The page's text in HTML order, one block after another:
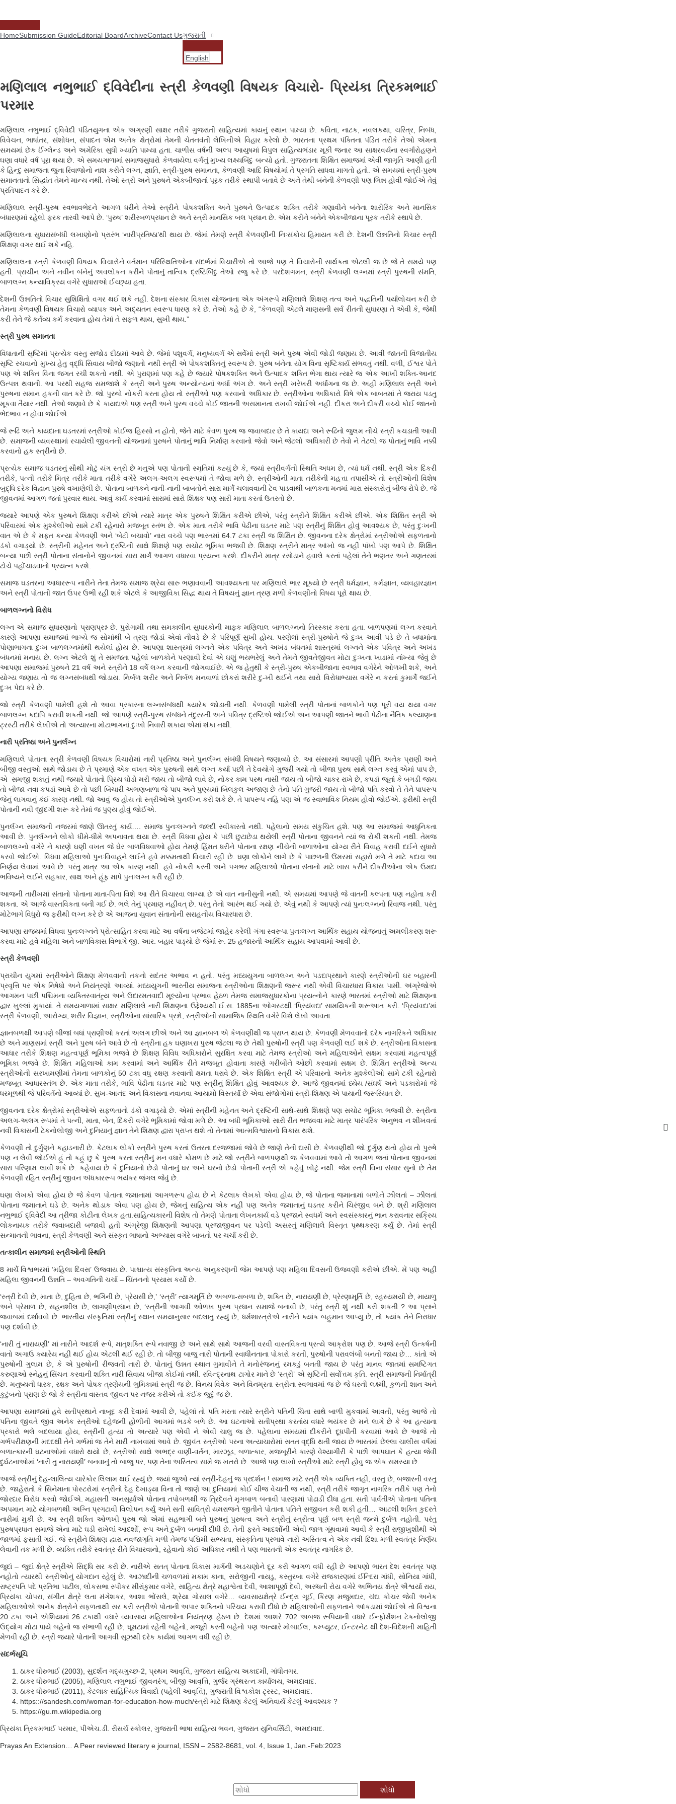
મુખ્ય
મેનુ
HomeSubmission GuideEditorial BoardArchiveContact Usગુજરાતી
ટૉગલ
કરો
English
મણિલાલ નભુભાઈ દ્વિવેદીના સ્ત્રી કેળવણી વિષયક વિચારો- પ્રિયંકા ત્રિકમભાઈ
પરમાર
મણિલાલ નભુભાઈ દ્વિવેદી પંડિતયુગના એક અગ્રણી સાક્ષર તરીકે ગુજરાતી સાહિત્યમાં કાયનું સ્થાન પામ્યા છે. કવિતા, નાટક, નવલકથા, ચરિત્ર, નિબંધ,
વિવેચન, ભાષાંતર, સંશોધન, સંપાદન એમ અનેક ક્ષેત્રોમાં તેમની ચેતનવંતી લેખિનીએ વિહાર કરેલો છે. ભારતના પ્રથમ પંક્તિના પંડિત તરીકે તેઓ એમના
સમયમાં છેક ઈંગ્લેન્ડ અને અમેરિકા સુધી ખ્યાતિ પામ્યા હતા. ચાળીસ વર્ષની અલ્પ આયુષમાં વિપુલ સાહિત્યભંડાર મૂકી જનાર આ સાક્ષરવર્યના સ્વર્ગારોહણને
ઘણા વધારે વર્ષ પૂરા થયા છે. એ સમયગાળામાં સમાજસુધારો કેળવાયેલા વર્ગનું મુખ્ય લક્ષ્યબિંદુ બન્યો હતો. ગુજરાતના શિક્ષિત સમાજમાં એવી જાગૃતિ આણી હતી
કે હિન્દુ સમાજના જુના રિવાજોનો નાશ કરીને લગ્ન, જ્ઞાતિ, સ્ત્રી-પુરુષ સમાનતા, કેળવણી આદિ વિષયોમાં તે પ્રગતિ સાધવા માગતો હતો. એ સમયમાં સ્ત્રી-પુરુષ
સમાનતાનો સિદ્ધાંત તેમને માન્ય નથી. તેઓ સ્ત્રી અને પુરુષને એકબીજાનાં પૂરક તરીકે સ્થાપી બતાવે છે અને તેથી બંનેની કેળવણી પણ ભિન્ન હોવી જોઈએ તેવું
પ્રતિપાદન કરે છે.
મણિલાલ સ્ત્રી-પુરુષ સ્વભાવભેદને આગળ ધરીને તેઓ સ્ત્રીને પોષકશક્તિ અને પુરુષને ઉત્પાદક શક્તિ તરીકે ગણાવીને બંનેના શારીરિક અને માનસિક
બંધારણમાં રહેલો ફરક તારવી આપે છે. ‘પુરુષ’ શરીરબળપ્રધાન છે અને સ્ત્રી માનસિક બલ પ્રધાન છે. એમ કરીને બંનેને એકબીજાના પૂરક તરીકે સ્થાપે છે.
મણિલાલના સુધારાસંબંધી લખાણોનો પ્રારંભ ‘નારીપ્રતિષ્ઠા’થી થાય છે. જેમાં તેમણે સ્ત્રી કેળવણીની નિઃસંકોચ હિમાયત કરી છે. દેશની ઉન્નતિનો વિચાર સ્ત્રી
શિક્ષણ વગર થઈ શકે નહિ.
મણિલાલના સ્ત્રી કેળવણી વિષયક વિચારોને વર્તમાન પરિસ્થિતિઓના સંદર્ભમાં વિચારીએ તો આજે પણ તે વિચારોની સાર્થકતા એટલી જ છે જે તે સમયે પણ
હતી. પ્રાચીન અને નવીન બંનેનું અવલોકન કરીને પોતાનું તાત્વિક દ્રષ્ટિબિંદુ તેઓ રજુ કરે છે. પરદેશગમન, સ્ત્રી કેળવણી લગ્નમાં સ્ત્રી પુરુષની સંમતિ,
બાળલગ્ન કન્યાવિક્રય વગેરે સુધારાઓ ઈચ્છ્યા હતા.
દેશની ઉન્નતિનો વિચાર સુશિક્ષિતો વગર થઈ શકે નહીં. દેશના સંસ્કાર વિકાસ યોજનાના એક અંગરૂપે મણિલાલે શિક્ષણ તત્વ અને પદ્ધતિની પર્યાલોચન કરી છે
તેમના કેળવણી વિષયક વિચારો વ્યાપક અને અદ્યતન સ્વરૂપ ધારણ કરે છે. તેઓ કહે છે કે, “કેળવણી એટલે માણસની સર્વ રીતની સુધારણા તે એવી કે, જેથી
કરી તેને જે કર્તવ્ય કર્મ કરવાના હોય તેમાં તે સફળ થાય, સુખી થાય.”
સ્ત્રી પુરુષ સમાનતા
વિધાતાની સૃષ્ટિમાં પ્રત્યેક વસ્તુ સજોડ દીઠામાં આવે છે. જેમાં પશુવર્ગ, મનુષ્યવર્ગ એ સર્વેમાં સ્ત્રી અને પુરુષ એવી જોડી જણાય છે. આવી જાતની વિજાતીય
સૃષ્ટિ રચવાનો મુખ્ય હેતુ વૃદ્ધિ સિવાય બીજો જણાતો નથી સ્ત્રી એ પોષકશક્તિનું સ્વરૂપ છે. પુરુષ બંનેના યોગ વિના સૃષ્ટિકાર્ય સંભવતું નથી. વળી, ઈશ્વર પોતે
પણ એ શક્તિ વિના જગત રચી શકતો નથી. એ પુરાણમાં પણ કહે છે જ્યારે પોષકશક્તિ અને ઉત્પાદક શક્તિ ભેગા થાય ત્યારે જ એક આખી શક્તિ-આનંદ
ઉત્પન્ન થવાની. આ પરથી સહજ સમજાશે કે સ્ત્રી અને પુરુષ અન્યોન્યનાં અર્ધા અંગ છે. અને સ્ત્રી ખરેખરી અર્ધાંગના જ છે. અહીં મણિલાલ સ્ત્રી અને
પુરુષના સમાન હકની વાત કરે છે. જો પુરુષો નોકરી કરતા હોય તો સ્ત્રીઓ પણ કરવાનો અધિકાર છે. સ્ત્રીઓના અધિકારો વિષે એક બાબતમાં તે જરાય પડતુ
મૂકવા તૈયાર નથી. તેઓ જણાવે છે કે કાયદાએ પણ સ્ત્રી અને પુરુષ વચ્ચે કોઈ જાતની અસમાનતા રાખવી જોઈએ નહીં. દીકરા અને દીકરી વચ્ચે કોઈ જાતનો
ભેદભાવ ન હોવા જોઈએ.
જે રૂઢિ અને કાયદાના ઘડતરમાં સ્ત્રીઓ કોઈજ હિસ્સો ન હોતો, જેને માટે કેવળ પુરુષ જ જવાબદાર છે તે કાયદા અને રૂઢિનો જુલમ નીચે સ્ત્રી કચડાતી આવી
છે. સમાજની વ્યવસ્થામાં રચાયેલી જીવનની યોજનામાં પુરુષને પોતાનું ભાવિ નિર્માણ કરવાનો જેવો અને જેટલો અધિકારી છે તેવો ને તેટલો જ પોતાનું ભાવિ નક્કી
કરવાનો હક સ્ત્રીનો છે.
પ્રત્યેક સમાજ ઘડતરનું સૌથી મોટું યંગ સ્ત્રી છે મનુએ પણ પોતાની સ્મૃતિમાં કહ્યું છે કે, જ્યાં સ્ત્રીવર્ગની સ્થિતિ અધમ છે, ત્યાં ધર્મ નથી. સ્ત્રી એક દિકરી
તરીકે, પત્ની તરીકે મિત્ર તરીકે માતા તરીકે વગેરે અલગ-અલગ સ્વરૂપમાં તે જોવા મળે છે. સ્ત્રીઓની માતા તરીકેની મહત્તા તપાસીએ તો સ્ત્રીઓની વિશેષ
બુદ્ધિ દરેક વિદ્વાન પુરુષે વખાણેલી છે. પોતાના બાળકને નાની-નાની બાબતોને સારા માર્ગે ચલાવવાની ટેવ પાડવાથી બાળકના મનમાં મારા સંસ્કારોનું બીજ રોપે છે. જે
જીવનમાં આગળ જતાં પુરવાર થાય. આવું કાર્ય કરવામાં સારામાં સારો શિક્ષક પણ સારી માતા કરતાં ઉતરતો છે.
જ્યારે આપણે એક પુરુષને શિક્ષણ કરીએ છીએ ત્યારે માત્ર એક પુરુષને શિક્ષિત કરીએ છીએ, પરંતુ સ્ત્રીને શિક્ષિત કરીએ છીએ. એક શિક્ષિત સ્ત્રી એ
પરિવારમાં એક મુશ્કેલીઓ સામે ટકી રહેનારો મજબૂત સ્તંભ છે. એક માતા તરીકે ભાવિ પેઢીના ઘડતર માટે પણ સ્ત્રીનું શિક્ષિત હોવું આવશ્યક છે, પરંતુ દુઃખની
વાત એ છે કે મફત કન્યા કેળવણી અને ‘બેટી બચાવો’ નારા વચ્ચે પણ ભારતમાં 64.7 ટકા સ્ત્રી જ શિક્ષિત છે. જીવનના દરેક ક્ષેત્રોમાં સ્ત્રીઓએ સફળતાનો
ડંકો વગાડ્યો છે. સ્ત્રીની મહેનત અને દ્રષ્ટિની સાથે શિક્ષણે પણ સચોટ ભૂમિકા ભજવી છે. શિક્ષણ સ્ત્રીને માત્ર આંખો જ નહીં પાંખો પણ આપે છે. શિક્ષિત
બન્યા પછી સ્ત્રી પોતાના સંતાનોને જીવનમાં સારા માર્ગે આગળ વધારવા પ્રયત્ન કરશે. દીકરીને માત્ર રસોડાને હવાલે કરતાં પહેલાં તેને ભણતર અને ગણતરમાં
ટોચે પહોંચાડવાનો પ્રયત્ન કરશે.
સમાજ ઘડતરના આધારરૂપ નારીને તેના તેમજ સમાજ શ્રેય સારુ ભણાવવાની આવશ્યકતા પર મણિલાલે ભાર મૂક્યો છે સ્ત્રી ધર્મજ્ઞાન, કર્મજ્ઞાન, વ્યવહારજ્ઞાન
અને સ્ત્રી પોતાની જાત ઉપર ઉભી રહી શકે એટલે કે આજીવિકા સિદ્ધ થાય તે વિષયનું જ્ઞાન ત્રણ મળી કેળવણીનો વિષય પૂરો થાય છે.
બાળલગ્નનો વિરોધ
લગ્ન એ સમાજ સુધારણાનો પ્રાણપ્રશ્ન છે. પુરોગામી તથા સમકાલીન સુધારકોની માફક મણિલાલ બાળલગ્નનો તિરસ્કાર કરતા હતા. બાળપણમાં લગ્ન કરવાને
કારણે આપણા સમાજમાં ભાગ્યે જ સોમાંથી બે ત્રણ જોડાં એવાં નીવડે છે કે પરિપૂર્ણ સુખી હોય. પરણેલાં સ્ત્રી-પુરુષોને જે દુઃખ આવી પડે છે તે બધામાંના
પોણાભાગના દુઃખ બાળલગ્નમાંથી થયેલાં હોય છે. આપણા શાસ્ત્રમાં લગ્નને એક પવિત્ર અને અખંડ બંધનમાં શાસ્ત્રમાં લગ્નને એક પવિત્ર અને અખંડ
બંધનમાં મનાય છે. લગ્ન એટલે શું તે સમજતા પહેલાં બાળકોને પરણાવી દેવાં એ ઘણું ભયભરેલું અને તેમને જીવતેજીવત મોટા દુઃખના ખાડામાં નાંખ્યા જેવું છે
આપણા સમાજમાં પુરુષને 21 વર્ષ અને સ્ત્રીને 18 વર્ષે લગ્ન કરવાની જોગવાઈછે. એ જ હેતુથી કે સ્ત્રી-પુરુષ એકબીજાના સ્વભાવ વગેરેને ઓળખી શકે, અને
યોગ્ય જણાય તો જ લગ્નસંબંધથી જોડાય. નિર્બળ શરીર અને નિર્બળ મનવાળાં છોકરાં શરીરે દુ-ખી થઈને તથા સારો વિરોધાભ્યાસ વગેરે ન કરતાં કુમાર્ગે જઈને
દુઃખ પેદા કરે છે.
જો સ્ત્રી કેળવણી પામેલી હશે તો આવા પ્રકારના લગ્નસંબંધથી ક્યારેક જોડાતી નથી. કેળવણી પામેલી સ્ત્રી પોતાનાં બાળકોને પણ પૂરી વય થયા વગર
બાળલગ્ન કદાપિ કરાવી શકતી નથી. જો આપણે સ્ત્રી-પુરુષ સંબંધને તંદુરસ્તી અને પવિત્ર દ્રષ્ટિએ જોઈએ અન આપણી જાતને ભાવી પેઢીના નૈતિક કલ્યાણના
ટ્રસ્ટી તરીકે લેખીએ તો અત્યારના મોટાભાગનાં દુઃખો નિવારી શકાય એમાં શંકા નથી.
નારી પ્રતિષ્ઠા અને પુનર્લગ્ન
મણિલાલે પોતાના સ્ત્રી કેળવણી વિષયક વિચારોમાં નારી પ્રતિષ્ઠા અને પુનર્લગ્ન સંબંધી વિષયને જણાવ્યો છે. આ સંસારમાં આપણી પ્રીતિ અનેક પ્રાણી અને
બીજી વસ્તુઓ સાથે જોડાય છે તે પ્રમાણે એક વખત એક પુરુષની સાથે લગ્ન કર્યા પછી તે દેવયોગે ગુજરી ગયો તો બીજા પુરુષ સાથે લગ્ન કરવું એમાં પાપ છે,
એ સમજી શકાતું નથી જ્યારે પોતાનો પ્રિય ઘોડો મરી જાય તો બીજો લાવે છે, નોકર કામ પરથ નાસી જાય તો બીજો ચાકર રાખે છે, કપડાં જૂનાં કે બગડી જાય
તો બીજા નવા કપડાં આવે છે તો પછી બિચારી અભણબાળા જે પાપ અને પુણ્યમાં બિલકુલ અજાણ છે તેનો પતિ ગુજરી જાય તો બીજો પતિ કરવો તે તેને પાપરૂપ
જેનું લાગવાનું કંઈ કારણ નથી. જો આવું જ હોય તો સ્ત્રીઓએ પુનર્લગ્ન કરી શકે છે. તે પાપરૂપ નહિ પણ એ જ સ્વાભાવિક નિયમ હોવો જોઈએ. ફરીથી સ્ત્રી
પોતાની નવી જીંદગી શરૂ કરે તેમાં જ પુણ્ય હોવું જોઈએ.
પુનર્લગ્ન સમાજની નજરમાં જાણે ઊતરતું કાર્ય…. સમાજ પુનઃલગ્નને જલ્દી સ્વીકારતો નથી. પહેલાનો સમય સંકુચિત હશે. પણ આ સમાજમાં આધુનિકતા
આવી છે. પુનર્લગ્નને લોકો ધીમે-ધીમે અપનાવતા થયા છે. સ્ત્રી વિધવા હોય કે પછી છુટાછેડા થયેલી સ્ત્રી પોતાના જીવનને ત્યાં જ રોકી શકતી નથી. તેમજ
બાળલગ્નો વગેરે ને કારણે ઘણી વખત જે ઘેર બાળવિધવાઓ હોય તેમણે હિંમત ધરીને પોતાના રક્ષણ નીચેની બાળાઓના યોગ્ય રીતે વિવાહ કરાવી દઈને સુધારો
કરવો જોઈએ. વિધવા મહિલાઓ પુનઃવિવાહને લઈને હવે મક્કમતાથી વિચારી રહી છે. ઘણા લોકોને લાગે છે કે પાછળની ઉંમરમાં સહારો મળે તે માટે કદાચ આ
નિર્ણય લેવામાં આવે છે. પરંતુ માત્ર આ એક કારણ નથી. હવે નોકરી કરતી અને પગભર મહિલાઓ પોતાના સંતાનો માટે ખાસ કરીને દીકરીઓના એક ઉમદા
ભવિષ્યને લઈને સહકાર, સાથ અને હૂંફ માપે પુનઃલગ્ન કરી રહી છે.
આજની તારીખમાં સંતાનો પોતાના માતા-પિતા વિશે આ રીતે વિચારવા લાગ્યા છે એ વાત નાનીસુની નથી. એ સમયમાં આપણે જે વાતની કલ્પના પણ નહોતા કરી
શકતા. એ આજે વાસ્તવિકતા બની ગઈ છે. ભલે તેનું પ્રમાણ નહીંવત્ છે. પરંતુ તેનો આરંભ થઈ ગયો છે. એવું નથી કે આપણે ત્યાં પુનઃલગ્નનો રિવાજ નથી. પરંતુ
મોટેભાગે વિધુરો જ ફરીથી લગ્ન કરે છે એ આજના યુવાન સંતાનોની સરાહનીય વિચારધારા છે.
આપણા રાજ્યમાં વિધવા પુનઃલગ્નને પ્રોત્સાહિત કરવા માટે આ વર્ષના બજેટમાં જાહેર કરેલી ગંગા સ્વરૂપા પુનઃલગ્ન આર્થિક સહાય યોજનાનું અમલીકરણ શરૂ
કરવા માટે હવે મહિલા અને બાળવિકાસ વિભાગે જી. આર. બહાર પાડ્યો છે જેમાં રૂ. 25 હજારની આર્થિક સહાય આપવામાં આવી છે.
સ્ત્રી કેળવણી
પ્રાચીન યુગમાં સ્ત્રીઓને શિક્ષણ મેળવવાની તકનો સદંતર અભાવ ન હતો. પરંતુ મધ્યયુગના બાળલગ્ન અને પડદાપ્રથાને કારણે સ્ત્રીઓની ઘર બહારની
પ્રવૃત્તિ પર એક નિષેધો અને નિયંત્રણો આવ્યાં. મધ્યયુગની ભારતીય સમાજના સ્ત્રીઓના શિક્ષણની જરૂર નથી એવી વિચારધારા વિકાસ પામી. અંગ્રેજોએ
આગમન પછી પશ્ચિમના વ્યક્તિસ્વાતંત્ર્ય અને ઉદારમતવાદી મૂલ્યોના પ્રભાવ હેઠળ તેમજ સમાજસુધારકોના પ્રયત્નોને કારણે ભારતમાં સ્ત્રીઓ માટે શિક્ષણના
દ્વાર ખુલ્લાં મુકાયાં. તે સમયગાળામાં સાક્ષર મણિલાલે નારી શિક્ષણના ઉદ્દેશ્યથી ઈ.સ. 1885ના ઓગસ્ટથી ‘પ્રિયંવદા’ સામયિકની શરૂઆત કરી. ‘પ્રિયંવદા’માં
સ્ત્રી કેળવણી, આરોગ્ય, શરીર વિજ્ઞાન, સ્ત્રીઓના સાંસારિક પ્રશ્નો, સ્ત્રીઓની સામાજિક સ્થિતિ વગેરે વિશે લેખો આવતા.
જ્ઞાનબળથી આપણે બીજાં બધાં પ્રાણીઓ કરતાં અલગ છીએ અને આ જ્ઞાનબળ એ કેળવણીથી જ પ્રાપ્ત થાય છે. કેળવણી મેળવવાનો દરેક નાગરિકને અધિકાર
છે અને માણસમાં સ્ત્રી અને પુરુષ બંને આવે છે તો સ્ત્રીના હક ઘણાખરા પુરુષ જેટલા જ છે તેથી પુરુષોની સ્ત્રી પણ કેળવણી લઈ શકે છે. સ્ત્રીઓના વિકાસના
આધાર તરીકે શિક્ષણ મહત્વપૂર્ણ ભૂમિકા ભજવે છે શિક્ષણ વિવિધ અધિકારોને સુરક્ષિત કરવા માટે તેમજ સ્ત્રીઓ અને મહિલાઓને સક્ષમ કરવામાં મહત્વપૂર્ણ
ભૂમિકા ભજવે છે. શિક્ષિત મહિલાઓ કામ કરવામાં અને આર્થિક રીતે મજબૂત હોવાના કારણે ગરીબીને ઓછી કરવામાં સક્ષમ છે. શિક્ષિત સ્ત્રીઓ અન્ય
સ્ત્રીઓની સરખામણીમાં તેમના બાળકોનું 50 ટકા વધુ રક્ષણ કરવાની ક્ષમતા ધરાવે છે. એક શિક્ષિત સ્ત્રી એ પરિવારનો અનેક મુશ્કેલીઓ સામે ટકી રહેનારો
મજબૂત આધારસ્તંભ છે. એક માતા તરીકે, ભાવિ પેઢીના ઘડતર માટે પણ સ્ત્રીનું શિક્ષિત હોવું આવશ્યક છે. આજે જીવનમાં ધ્યેય /સંઘર્ષ અને પડકારોમાં જે
ધરમૂળથી જે પરિવર્તનો આવ્યાં છે. સુખ-આનંદ અને વિકાસના નવાનવા આયામો વિસ્તર્યાં છે એવા સંજોગોમાં સ્ત્રી-શિક્ષણ એ પાયાની જરૂરિયાત છે.
જીવનના દરેક ક્ષેત્રોમાં સ્ત્રીઓએ સફળતાનો ડંકો વગાડ્યો છે. એમાં સ્ત્રીની મહેનત અને દ્રષ્ટિની સાથે-સાથે શિક્ષણે પણ સચોટ ભૂમિકા ભજવી છે. સ્ત્રીના
અલગ-અલગ રૂપમાં તે પત્ની, માતા, બેન, દિકરી વગેરે ભૂમિકામાં જોવા મળે છે. આ બધી ભૂમિકાઓ સારી રીત ભજવવા માટે માત્ર પારંપરિક અનુભવ ન શીખવતાં
નવી વિકાસની ટેકનોલોજી અને દુનિયાનું જ્ઞાન તેને શિક્ષણ દ્વારા પ્રાપ્ત થશે તો તેનામાં આત્મવિશ્વાસનો વિકાસ થશે.
કેળવણી તો દુર્ગુણને કહાડનારી છે. કેટલાક લોકો સ્ત્રીને પુરુષ કરતાં ઉતરતા દરજ્જામાં જોવે છે જાણે તેની દાસી છે. કેળવણીથી જો દુર્ગુણ થતો હોય તો પુરુષે
પણ ન લેવી જોઈએ હું તો કહું છુ કે પુરુષ કરતા સ્ત્રીનું મન વધારે કોમળ છે માટે જો સ્ત્રીને બાળપણથી જ કેળવવામાં આવે તો આગળ જતાં પોતાના જીવનમાં
સારા પરિણામ લાવી શકે છે. કહેવાય છે કે દુનિયાનો છેડો પોતાનું ઘર અને ઘરનો છેડો પોતાની સ્ત્રી એ કહેવું ખોટું નથી. જેમ સ્ત્રી વિના સંસાર સુનો છે તેમ
કેળવણી રહિત સ્ત્રીનું જીવન અંધકારરૂપ ભયંકર જંગલ જેવું છે.
ઘણા લેખકો એવા હોય છે જે કેવળ પોતાના જમાનામાં આગળરૂપ હોય છે ને કેટલાક લેખકો એવા હોય છે, જે પોતાના જમાનામાં બળોને ઝીલતાં – ઝીલતાં
પોતાના જમાનાને ઘડે છે. અનેક થોડાક એવા પણ હોય છે, જેમનું સાહિત્ય એક નહીં પણ અનેક જમાનાનું ઘડતર કરીને ચિરંજીવ બને છે. શ્રી મણિલાલ
નભુભાઈ દ્વિવેદી આ ત્રીજા કોટીના લેખક હતા.સાહિત્યકારની વિશેષ તો તેમણે પોતાના લેખનકાર્ય વડે પ્રજાને સ્વધર્મ અને સ્વસંસ્કારનું ભાન કરાવનાર સક્રિય
લોકનાયક તરીકે જવાબદારી બજાવી હતી અંગ્રેજી શિક્ષણની આપણા પ્રજાજીવન પર પડેલી અસરનું મણિલાલે વિસ્તૃત પૃથ્થકરણ કર્યું છે. તેમાં સ્ત્રી
સન્માનની ભાવના, સ્ત્રી કેળવણી અને સંસ્કૃત ભાષાનો અભ્યાસ વગેરે બાબતો પર ચર્ચા કરી છે.
તત્કાલીન સમાજમાં સ્ત્રીઓની સ્થિતિ
8 માર્ચે વિશ્વભરમાં ‘મહિલા દિવસ’ ઉજવાય છે. પાશ્ચાત્ય સંસ્કૃતિના અન્ય અનુકરણની જેમ આપણે પણ મહિલા દિવસની ઉજવણી કરીએ છીએ. મેં પણ અહીં
મહિલા જીવનની ઉન્નતિ – અવગતિની ચર્ચા – ચિંતનનો પ્રયાસ કર્યો છે.
‘સ્ત્રી દેવી છે, માતા છે, દુહિતા છે, ભગિની છે, પ્રેયસી છે,’ ‘સ્ત્રી’ ત્યાગમૂર્તિ છે અબળા-સબળા છે, શક્તિ છે, નારાયણી છે, પ્રેરણામૂર્તિ છે, રહસ્યમયી છે, માયાળુ
અને પ્રેમાળ છે, સહનશીલ છે, લાગણીપ્રધાન છે, ‘સ્ત્રીની આગવી ઓળખ પુરુષ પ્રધાન સમાજે બનાવી છે, પરંતુ સ્ત્રી શું નથી કરી શકતી ? આ પ્રશ્નને
જવાબમાં દર્શાવવો છે. ભારતીય સંસ્કૃતિમાં સ્ત્રીનું સ્થાન સમયાનુસાર બદલાતુ રહ્યું છે, ધર્મશાસ્ત્રોએ નારીને ક્યાંક બહુમાન આપ્યુ છે; તો ક્યાંક તેને નિરાધાર
પણ દર્શાવી છે.
‘નારી તું નારાયણી’ માં નારીને આદર્શ રૂપે, માતૃશક્તિ રૂપે નવાજી છે અને સાથે સાથે આજની વરવી વાસ્તવિકતા પ્રત્યે આક્રોશ પણ છે. આજે સ્ત્રી ઉત્કર્ષની
વાતો અગાઉ ક્યારેય નહીં થઈ હોય એટલી થઈ રહી છે. તો બીજી બાજુ નારી પોતાની સ્વાધીનતાના પોકારો કરતી, પુરુષોની પરાવલંબી બનતી જાય છે… કાંતો એ
પુરુષોની ગુલામ છે, કે એ પુરુષોની રીજવતી નારી છે. પોતાનું ઉન્નત સ્થાન ગુમાવીને તે મનોરંજનનું રમકડું બનતી જાય છે પરંતુ માનવ જાતમાં સમષ્ટિગત
કરુણાઓ સ્નેહનું સિંચન કરવાની શક્તિ નારી સિવાય બીજા કોઈમાં નથી. રવિન્દ્રનાથ ટાગોર માને છે ‘સ્ત્રી’ એ સૃષ્ટિની સર્વોત્તમ કૃતિ. સ્ત્રી સમાજની નિર્માત્રી
છે. મનુષ્યની ધારક, રક્ષક અને પોષક ત્રણેયની ભુમિકામાં સ્ત્રી જ છે. વિનય વિવેક અને વિનમ્રતા સ્ત્રીના સ્વભાવમાં જ છે જે ઘરની લક્ષ્મી, કુળની શાન અને
કુટુંબનો પ્રાણ છે જો કે સ્ત્રીના વાસ્તવ જીવન પર નજર કરીએ તો કંઈક જુદું જ છે.
આપણા સમાજમાં હવે સતીપ્રથાને નાબૂદ કરી દેવામાં આવી છે, પહેલાં તો પતિ મરતા ત્યારે સ્ત્રીને પતિની ચિતા સાથે બાળી મુકવામાં આવતી, પરંતુ આજે તો
પતિના જીવતે જીવ અનેક સ્ત્રીઓ દહેજની હોળીની આગમાં ભડકે બળે છે. આ ઘટનાઓ સતીપ્રથા કરતાંય વધારે ભયંકર છે મને લાગે છે કે આ હત્યાના
પ્રકારો ભલે બદલાયા હોય, સ્ત્રીની હત્યા તો અત્યારે પણ એવી ને એવી ચાલુ જ છે. પહેલાના સમયમાં દીકરીને દૂધપીતી કરવામાં આવે છે આજે તો
ગર્ભપરીક્ષણની મદદથી તેને ગર્ભમાં જ તેને મારી નાખવામાં આવે છે. જીવંત સ્ત્રીઓ પરના અત્યાચારોમાં સતત વૃદ્ધિ થતી જાય છે ભારતમાં છેલ્લા ચાલીસ વર્ષમાં
બળાત્કારની ઘટનાઓમાં વધારો થયો છે, સ્ત્રીઓ સાથે અભદ્ર વાણી-વર્તન, મારઝૂડ, બળાત્કાર, મજબૂરીને કારણે વેશ્યાગીરી કે પછી આપઘાત કે હત્યા જેવી
દુર્ઘટનાઓમાં ‘નારી તુ નારાયણી’ બનવાનું તો બાજુ પર, પણ તેના અસ્તિત્વ સામે જ ખતરો છે. આજે પણ લાખો સ્ત્રીઓ માટે સ્ત્રી હોવુ જ એક સમસ્યા છે.
આજે સ્ત્રીનું દેહ-લાલિત્ય ચારેકોર લિલામ થઈ રહ્યું છે. જ્યાં જુઓ ત્યાં સ્ત્રી-દેહનું જ પ્રદર્શન ! સમાજ માટે સ્ત્રી એક વ્યક્તિ નહી, વસ્તુ છે, બજારની વસ્તુ
છે. જાહેરાતો કે સિનેમાના પોસ્ટરોમાં સ્ત્રીનો દેહ દેખાડ્યા વિના તો જાણે આ દુનિયામાં કોઈ ચીજ વેચાતી જ નથી, સ્ત્રી તરીકે જાગૃત નાગરિક તરીકે પણ તેનો
જોરદાર વિરોધ કરવો જોઈએ. મહાસતી અનસૂર્યાએ પોતાના તપોબળથી જ ત્રિદેવને મૃગબાળ બનાવી પારણામાં પોઢાડી દીધા હતા. સતી પાર્વતીએ પોતાના પતિના
અપમાન માટે યોગબળથી અગ્નિ પ્રગટાવી વિલોપન કર્યું અને સતી સાવિત્રી યમરાજને જીતીને પોતાના પતિને સજીવન કરી શકી હતી… આટલી શક્તિ કુદરતે
નારીમાં મુકી છે. આ સ્ત્રી શક્તિ ઓળખી પુરુષ જો એમાં સહભાગી બને પુરુષનું પુરુષત્વ અને સ્ત્રીનું સ્ત્રીત્વ પૂર્ણ બળ સ્ત્રી જન્મે દુર્બળ નહોતી. પરંતુ
પુરુષપ્રધાન સમાજે એના માટે ઘડી રાખેલાં આદર્શો, રૂપ અને દુર્બળ બનાવી દીધી છે. તેની ફરતે આદર્શોની એવી જાળ ગૂંથવામાં આવી કે સ્ત્રી રાજીખુશીથી એ
જાળમાં ફસાતી ગઈ. જે સ્ત્રીને શિક્ષણ દ્વારા નવજાગૃતિ મળી તેમજ પશ્ચિમી સભ્યતા, સંસ્કૃતિના પ્રભાવે નારી અસ્તિત્વ ને એક નવી દિશા મળી સ્વતંત્ર નિર્ણય
લેવાની તક મળી છે. વ્યક્તિ તરીકે સ્વતંત્ર રીતે વિચારવાનો, રહેવાનો કોઈ અધિકાર નથી તે પણ ભારતની એક સ્વતંત્ર નાગરિક છે.
જુદાં – જુદાં ક્ષેત્રે સ્ત્રીએ સિદ્ધિ સર કરી છે. નારીએ સતત્ પોતાના વિકાસ માર્ગની અડચણોને દૂર કરી આગળ વધી રહી છે આપણો ભારત દેશ સ્વતંત્ર પણ
નહોતો ત્યારથી સ્ત્રીઓનું યોગદાન રહેલું છે. આઝાદીની ચળવળમાં મકામ કાના, સરોજીની નાયડુ, કસ્તુરબા વગેરે રાજકારણમાં ઈન્દિરા ગાંધી, સોનિયા ગાંધી,
રાષ્ટ્રપતિ પદે પ્રતિભા પાટીલ, લોકસભા સ્પીકર મીરાંકુમાર વગેરે, સાહિત્ય ક્ષેત્રે મહાશ્વેતા દેવી, આશાપૂર્ણા દેવી, અરુંધતી રોય વગેરે અભિનય ક્ષેત્રે ઐશ્વર્યા રાય,
પ્રિયંકા ચોપરા, સંગીત ક્ષેત્રે લતા મંગેશકર, આશા ભોંસલે, શ્રેયા ગોસાલ વગેરે… વ્યવસાયક્ષેત્રે ઈન્દ્રા ગૂઈ, કિરણ મજુમદાર, ચંદા કોચર જેવી અનેક
મહિલાઓએ અનેક ક્ષેત્રોને સફળતાથી સર કરી સ્ત્રીએ પોતાની અપાર શક્તિનો પરિચય કરાવી દીધો છે મહિલાઓની સફળતાને આંકડામાં જોઈએ તો વિશ્વના
20 ટકા અને એશિયામાં 26 ટકાથી વધારે વ્યવસાય મહિલાઓના નિયંત્રણ હેઠળ છે. દેશમાં આશરે 702 અબજ રૂપિયાની વધારે ઈન્ફોર્મેશન ટેકનોલોજી
ઉદ્યોગ મોટા પાયે બહેનો જ સંભાળી રહી છે, ઘૂમટામાં રહેતી બહેનો, મજૂરી કરતી બહેનો પણ અત્યારે મોબાઈલ, કમ્પ્યુટર, ઈન્ટરનેટ થી દેશ-વિદેશની માહિતી
મેળવી રહી છે. સ્ત્રી જ્યારે પોતાની આગવી સૂઝથી દરેક કાર્યમાં આગળ વધી રહી છે.
સંદર્ભસૂચિ
ઠાકર ધીરુભાઈ (2003), સુદર્શન ગદ્યગુચ્છ-2, પ્રથમ આવૃત્તિ, ગુજરાત સાહિત્ય અકાદમી, ગાંધીનગર.
ઠાકર ધીરુભાઈ (2005), મણિલાલ નભુભાઈ જીવનરંગ, બીજી આવૃત્તિ, ગુર્જર ગ્રંથરત્ન કાર્યાલય, અમદાવાદ.
ઠાકર ધીરુભાઈ (2011), કેટલાક સાહિત્યિક વિવાદો (પહેલી આવૃત્તિ), ગુજરાતી વિશ્વકોશ ટ્રસ્ટ, અમદાવાદ.
https:://sandesh.com/woman-for-education-how-much/સ્ત્રી માટે શિક્ષણ કેટલું અનિવાર્ય કેટલું આવશ્યક ?
https://gu.m.wikipedia.org
પ્રિયંકા ત્રિકમભાઈ પરમાર, પીએચ.ડી. રીસર્ચ સ્કોલર, ગુજરાતી ભાષા સાહિત્ય ભવન, ગુજરાત યુનિવર્સિટી, અમદાવાદ.
Prayas An Extension… A Peer reviewed literary e journal, ISSN – 2582-8681, vol. 4, Issue 1, Jan.-Feb:2023
મા